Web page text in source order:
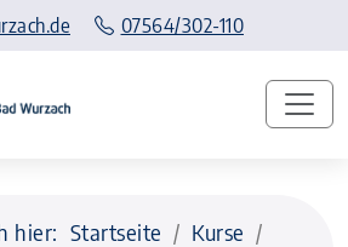
07564/302-110
hier: Startseite
Kurse